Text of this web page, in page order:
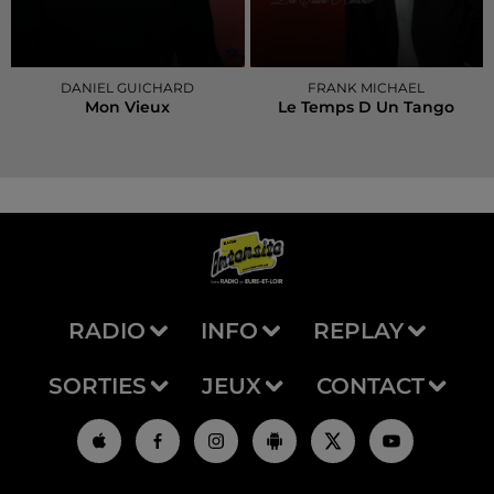
DANIEL GUICHARD
Mon Vieux
FRANK MICHAEL
Le Temps D Un Tango
RADIO INFO REPLAY
SORTIES JEUX CONTACT